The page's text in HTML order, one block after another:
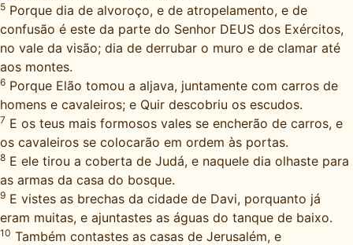
5 Porque dia de alvoroço, e de atropelamento, e de
confusão é este da parte do Senhor DEUS dos Exércitos,
no vale da visão; dia de derrubar o muro e de clamar até
aos montes.
6 Porque Elão tomou a aljava, juntamente com carros de
homens e cavaleiros; e Quir descobriu os escudos.
7 E os teus mais formosos vales se encherão de carros, e
os cavaleiros se colocarão em ordem às portas.
8 E ele tirou a coberta de Judá, e naquele dia olhaste para
as armas da casa do bosque.
9 E vistes as brechas da cidade de Davi, porquanto já
eram muitas, e ajuntastes as águas do tanque de baixo.
10 Também contastes as casas de Jerusalém, e